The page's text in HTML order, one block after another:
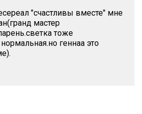
"счастливы вместе" мне
мастер
тоже
геннаа это